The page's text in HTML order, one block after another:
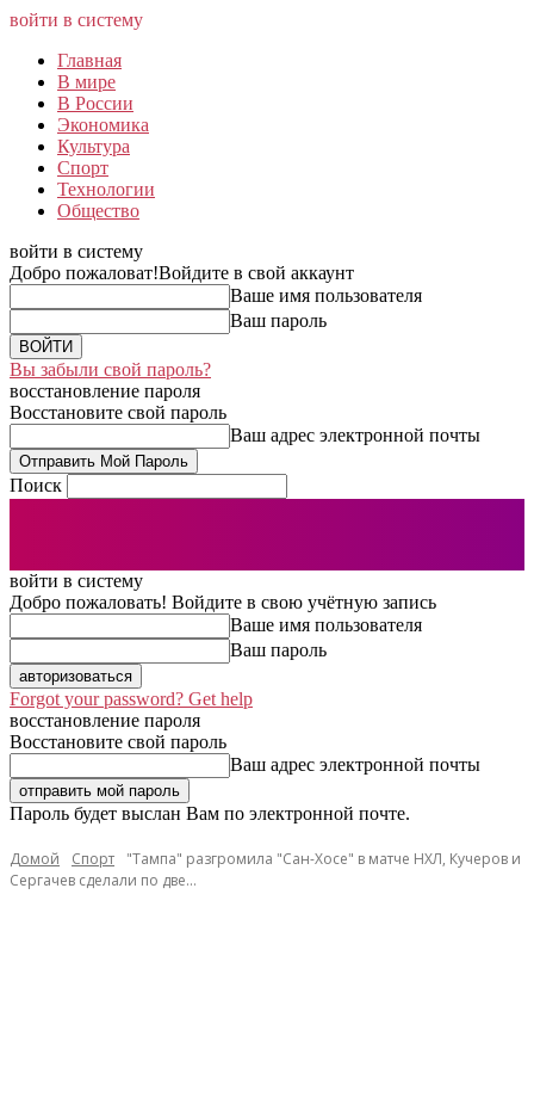
войти в систему
Главная
В мире
В России
Экономика
Культура
Спорт
Технологии
Общество
войти в систему
Добро пожаловат!Войдите в свой аккаунт
Ваше имя пользователя
Ваш пароль
Вы забыли свой пароль?
восстановление пароля
Восстановите свой пароль
Ваш адрес электронной почты
Поиск
войти в систему
Добро пожаловать! Войдите в свою учётную запись
Ваше имя пользователя
Ваш пароль
Forgot your password? Get help
восстановление пароля
Восстановите свой пароль
Ваш адрес электронной почты
Пароль будет выслан Вам по электронной почте.
Домой Спорт
"Тампа" разгромила "Сан-Хосе" в матче НХЛ, Кучеров и
Сергачев сделали по две...